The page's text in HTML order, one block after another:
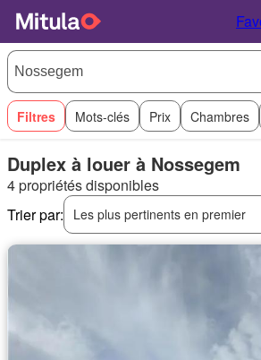
Filtres Mots-clés Prix Chambres
Duplex à louer à Nossegem
4 propriétés disponibles
Trier par:
Les plus pertinents en premier